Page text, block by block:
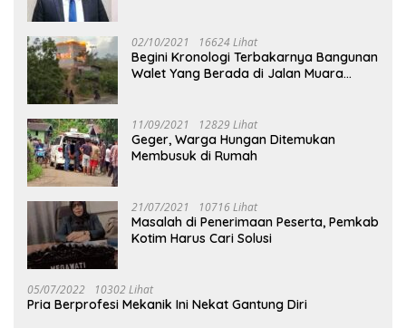
02/10/2021 16624 Lihat
Begini Kronologi Terbakarnya Bangunan
Walet Yang Berada di Jalan Muara
11/09/2021 12829 Lihat
Geger, Warga Hungan Ditemukan
Membusuk di Rumah
21/07/2021 10716 Lihat
Masalah di Penerimaan Peserta, Pemkab
Kotim Harus Cari Solusi
05/07/2022 10302 Lihat
Pria Berprofesi Mekanik Ini Nekat Gantung Diri